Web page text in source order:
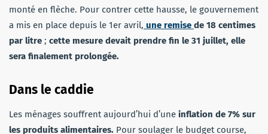
monté en flèche. Pour contrer cette hausse, le gouvernement
a mis en place depuis le 1er avril, une remise de 18 centimes
par litre ; cette mesure devait prendre fin le 31 juillet, elle
sera finalement prolongée.
Dans le caddie
Les ménages souffrent aujourd’hui d’une inflation de 7% sur
les produits alimentaires. Pour soulager le budget course,